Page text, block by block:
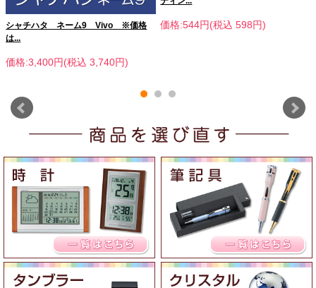
シャチハタ ネーム9 Vivo ※価格
は...
価格:3,400円(税込 3,740円)
価格:544円(税込 598円)